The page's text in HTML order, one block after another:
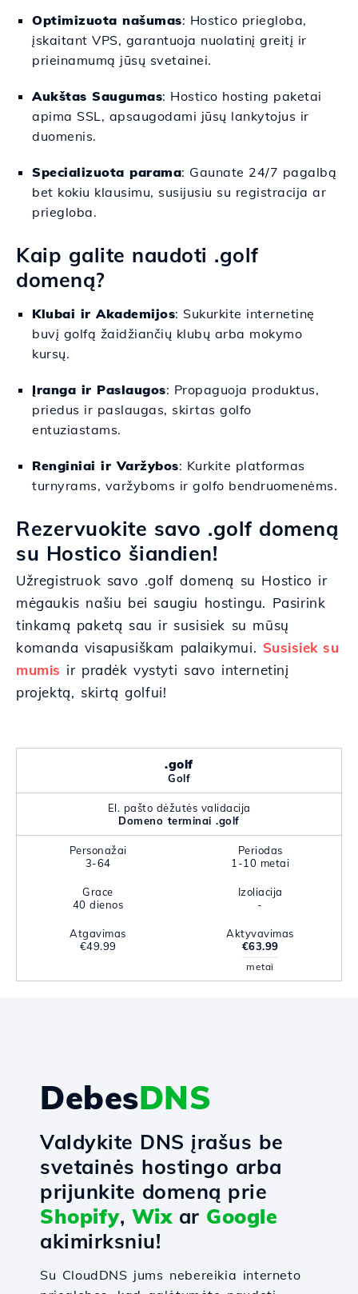
Optimizuota našumas: Hostico priegloba,
įskaitant VPS, garantuoja nuolatinį greitį ir
prieinamumą jūsų svetainei.
Aukštas Saugumas: Hostico hosting paketai
apima SSL, apsaugodami jūsų lankytojus ir
duomenis.
Specializuota parama: Gaunate 24/7 pagalbą
bet kokiu klausimu, susijusiu su registracija ar
priegloba.
Kaip galite naudoti .golf
domeną?
Klubai ir Akademijos: Sukurkite internetinę
buvį golfą žaidžiančių klubų arba mokymo
kursų.
Įranga ir Paslaugos: Propaguoja produktus,
priedus ir paslaugas, skirtas golfo
entuziastams.
Renginiai ir Varžybos: Kurkite platformas
turnyrams, varžyboms ir golfo bendruomenėms.
Rezervuokite savo .golf domeną
su Hostico šiandien!
Užregistruok savo .golf domeną su Hostico ir
mėgaukis našiu bei saugiu hostingu. Pasirink
tinkamą paketą sau ir susisiek su mūsų
komanda visapusiškam palaikymui. Susisiek su
mumis ir pradėk vystyti savo internetinį
projektą, skirtą golfui!
.golf
Golf
El. pašto dėžutės validacija
Domeno terminai .golf
Personažai
3-64
Periodas
1-10 metai
Grace
40 dienos
Izoliacija
-
Atgavimas
€49.99
Aktyvavimas
€63.99
metai
DebesDNS
Valdykite DNS įrašus be
svetainės hostingo arba
prijunkite domeną prie
Shopify, Wixar Google
akimirksniu!
Su CloudDNS jums nebereikia interneto